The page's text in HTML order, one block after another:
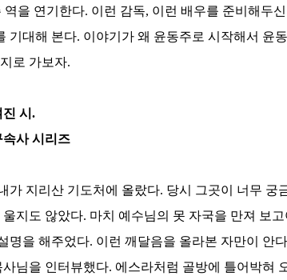
역을 연기한다. 이런 감독, 이런 배우를 준비해두
기대해 본다. 이야기가 왜 윤동주로 시작해서 윤
로 가보자.
시 .
속사 시리즈
가 지리산 기도처에 올랐다. 당시 그곳이 너무 궁
지도 않았다. 마치 예수님의 못 자국을 만져 보
명을 해주었다. 이런 깨달음을 올라본 자만이 안
님을 인터뷰했다. 에스라처럼 골방에 틀어박혀